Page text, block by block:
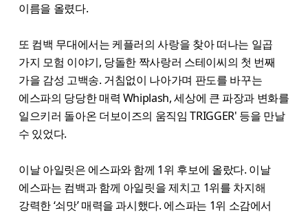
이름을 올렸다.
또 컴백 무대에서는 케플러의 사랑을 찾아 떠나는 일곱
가지 모험 이야기, 당돌한 짝사랑러 스테이씨의 첫 번째
가을 감성 고백송. 거침없이 나아가며 판도를 바꾸는
에스파의 당당한 매력 Whiplash, 세상에 큰 파장과 변화를
일으키러 돌아온 더보이즈의 움직임 TRIGGER' 등을 만날
수 있었다.
이날 아일릿은 에스파와 함께 1위 후보에 올랐다. 이날
에스파는 컴백과 함께 아일릿을 제치고 1위를 차지해
강력한 ‘쇠맛’ 매력을 과시했다. 에스파는 1위 소감에서